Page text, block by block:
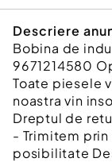
Descriere
Bobina de
9671214580
Toate piesele
noastra vin
Dreptul de
- Trimitem
posibilitate